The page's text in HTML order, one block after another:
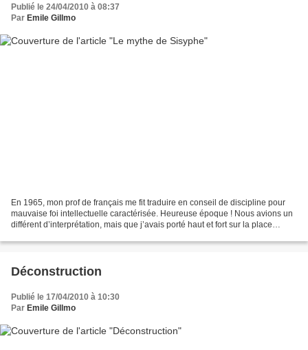
Publié le 24/04/2010 à 08:37
Par Emile Gillmo
En 1965, mon prof de français me fit traduire en conseil de discipline pour
mauvaise foi intellectuelle caractérisée. Heureuse époque ! Nous avions un
différent d’interprétation, mais que j’avais porté haut et fort sur la place
Déconstruction
Publié le 17/04/2010 à 10:30
Par Emile Gillmo